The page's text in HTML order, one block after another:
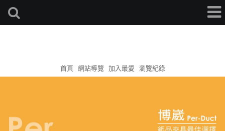
首頁 網站導覽 加入最愛 瀏覽紀錄